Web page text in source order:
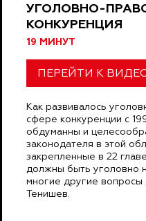
УГОЛОВНО-
КОНКУРЕНЦИЯ
19 МИНУТ
ПЕРЕЙТИ К
Как развивалось
сфере конкуренции с
обдуманны и
законодателя в этой
закрепленные в 22
должны быть уголовно
многие другие
Тенишев.